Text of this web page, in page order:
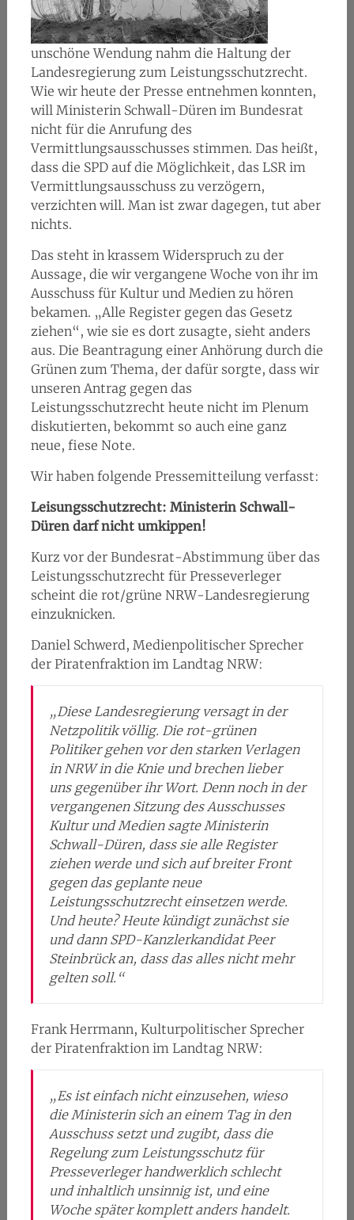
unschöne Wendung nahm die Haltung der
Landesregierung zum Leistungsschutzrecht.
Wie wir heute der Presse entnehmen konnten,
will Ministerin Schwall-Düren im Bundesrat
nicht für die Anrufung des
Vermittlungsausschusses stimmen. Das heißt,
dass die SPD auf die Möglichkeit, das LSR im
Vermittlungsausschuss zu verzögern,
verzichten will. Man ist zwar dagegen, tut aber
nichts.
Das steht in krassem Widerspruch zu der
Aussage, die wir vergangene Woche von ihr im
Ausschuss für Kultur und Medien zu hören
bekamen. „Alle Register gegen das Gesetz
ziehen“, wie sie es dort zusagte, sieht anders
aus. Die Beantragung einer Anhörung durch die
Grünen zum Thema, der dafür sorgte, dass wir
unseren Antrag gegen das
Leistungsschutzrecht heute nicht im Plenum
diskutierten, bekommt so auch eine ganz
neue, fiese Note.
Wir haben folgende Pressemitteilung verfasst:
Leisungsschutzrecht: Ministerin Schwall-
Düren darf nicht umkippen!
Kurz vor der Bundesrat-Abstimmung über das
Leistungsschutzrecht für Presseverleger
scheint die rot/grüne NRW-Landesregierung
einzuknicken.
Daniel Schwerd, Medienpolitischer Sprecher
der Piratenfraktion im Landtag NRW:
„Diese Landesregierung versagt in der
Netzpolitik völlig. Die rot-grünen
Politiker gehen vor den starken Verlagen
in NRW in die Knie und brechen lieber
uns gegenüber ihr Wort. Denn noch in der
vergangenen Sitzung des Ausschusses
Kultur und Medien sagte Ministerin
Schwall-Düren, dass sie alle Register
ziehen werde und sich auf breiter Front
gegen das geplante neue
Leistungsschutzrecht einsetzen werde.
Und heute? Heute kündigt zunächst sie
und dann SPD-Kanzlerkandidat Peer
Steinbrück an, dass das alles nicht mehr
gelten soll.“
Frank Herrmann, Kulturpolitischer Sprecher
der Piratenfraktion im Landtag NRW:
„Es ist einfach nicht einzusehen, wieso
die Ministerin sich an einem Tag in den
Ausschuss setzt und zugibt, dass die
Regelung zum Leistungsschutz für
Presseverleger handwerklich schlecht
und inhaltlich unsinnig ist, und eine
Woche später komplett anders handelt.